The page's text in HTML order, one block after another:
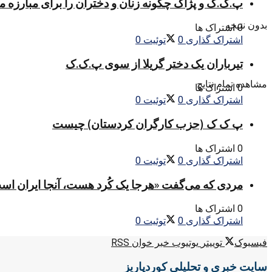
بدون نتیجه
مشاهده تمام نتایج
پ.ک.ک و پژاک چگونه زنان و دختران را برای
0 اشتراک ها
اشتراک گذاری 0 توئیت 0
تیرباران یک دختر گریلا از سوی پ.ک.ک
0 اشتراک ها
اشتراک گذاری 0 توئیت 0
پ ک ک (حزب کارگران کردستان) چیست
0 اشتراک ها
اشتراک گذاری 0 توئیت 0
مردی که می‌گفت «هرجا یک کُرد هست، آنجا ایران
0 اشتراک ها
اشتراک گذاری 0 توئیت 0
فیسبوک
توییتر یوتیوب خبر خوان RSS
سایت خبری و تحلیلی کوردپاریز